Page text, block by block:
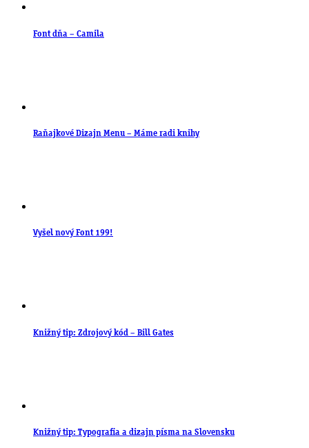
Font dňa – Camila
Raňajkové Dizajn Menu – Máme radi knihy
Vyšel nový Font 199!
Knižný tip: Zdrojový kód – Bill Gates
Knižný tip: Typografia a dizajn písma na Slovensku